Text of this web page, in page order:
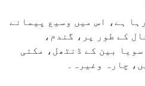
ہے، اس میں وسیع پیمانے
کے طور پر، گندم،
بین کے ڈنٹھل، مکئی
چارہ وغیرہ۔